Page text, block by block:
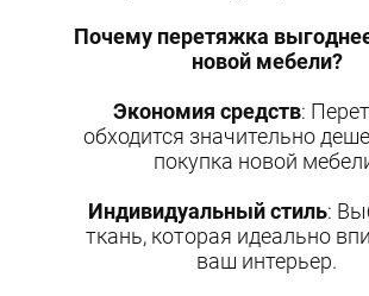
Почему перетяжка
новой мебели?
Экономия средств:
обходится значительно
покупка новой
Индивидуальный стиль:
ткань, которая идеально
ваш интерьер.